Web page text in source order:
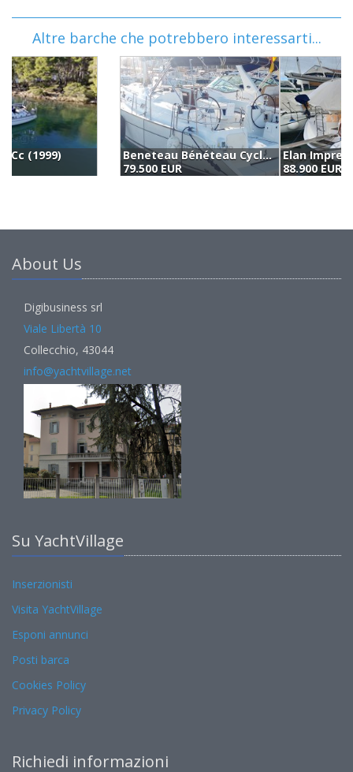
Altre barche che potrebbero interessarti...
Beneteau Bénéteau Cyclades 393 (2008)
Elan Impression 384 (2006)
88.900 EUR
About Us
Digibusiness srl
Viale Libertà 10
Collecchio, 43044
info@yachtvillage.net
Su YachtVillage
Inserzionisti
Visita YachtVillage
Esponi annunci
Posti barca
Cookies Policy
Privacy Policy
Richiedi informazioni